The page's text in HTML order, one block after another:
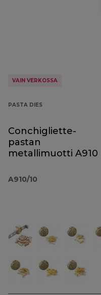
VAIN VERKOSSA
PASTA DIES
Conchigliette-
pastan
metallimuotti A910
A910/10